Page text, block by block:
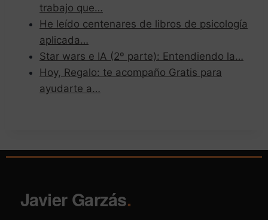
trabajo que…
He leído centenares de libros de psicología
aplicada…
Star wars e IA (2º parte): Entendiendo la…
Hoy, Regalo: te acompaño Gratis para
ayudarte a…
Javier Garzás.